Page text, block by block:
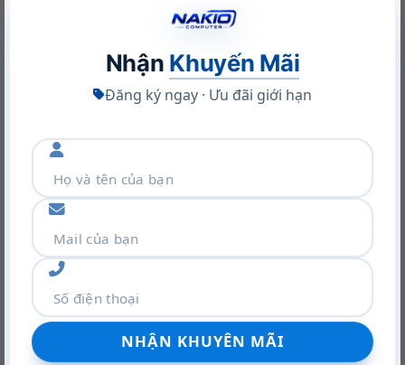
Nhận Khuyến Mãi
Đăng ký ngay · Ưu đãi giới hạn
Khám phá VGA Leadtek RTX A400 4GB: Sức mạnh Ampere
22/06/2026